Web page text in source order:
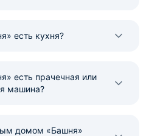
есть кухня?
есть прачечная или
машина?
домом «Башня»